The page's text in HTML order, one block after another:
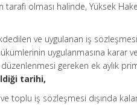
tarafı olması halinde, Yüksek
ve uygulanan iş
uygulanmasına karar
gereken ek aylık
tarihi,
toplu iş sözleşmesi dışında